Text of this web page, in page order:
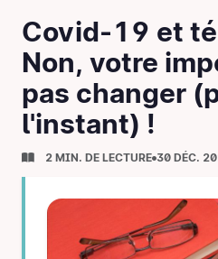
Covid-19 et
Non, votre
pas changer
l'instant) !
2 MIN. DE LECTURE 30 DÉC.